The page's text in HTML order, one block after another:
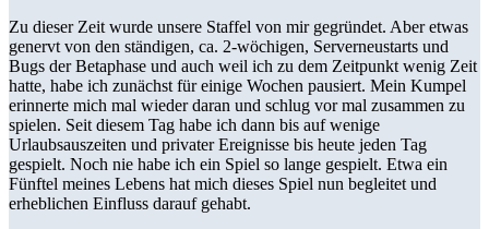
Zu dieser Zeit wurde unsere Staffel von mir gegründet. Aber etwas
genervt von den ständigen, ca. 2-wöchigen, Serverneustarts und
Bugs der Betaphase und auch weil ich zu dem Zeitpunkt wenig Zeit
hatte, habe ich zunächst für einige Wochen pausiert. Mein Kumpel
erinnerte mich mal wieder daran und schlug vor mal zusammen zu
spielen. Seit diesem Tag habe ich dann bis auf wenige
Urlaubsauszeiten und privater Ereignisse bis heute jeden Tag
gespielt. Noch nie habe ich ein Spiel so lange gespielt. Etwa ein
Fünftel meines Lebens hat mich dieses Spiel nun begleitet und
erheblichen Einfluss darauf gehabt.